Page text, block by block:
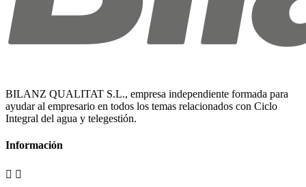
BILANZ QUALITAT S.L., empresa independiente formada para
ayudar al empresario en todos los temas relacionados con Ciclo
Integral del agua y telegestión.
Información
 